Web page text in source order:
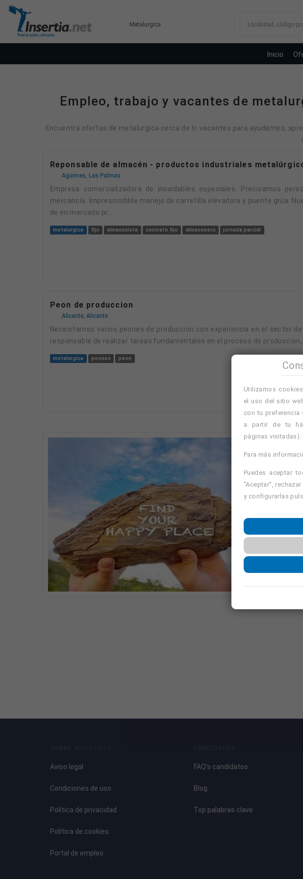
Inicio
Empleo, trabajo y vacantes de
Encuentra ofertas de metalurgica cerca de ti: vacantes para ayudantes,
Reponsable de almacén - productos industriales
Agüimes, Las Palmas
Empresa comercializadora de inoxidables especiales. Precisamos personal de almacén para control entrada, almacenamiento y salidas de
mercancía. Imprescindible manejo de carretilla elevadora y puente grúa.
de en mercado pr...
metalurgica fijo almacenista contrato fijo almacenero jornada parcial
Peon de produccion
Alicante, Alicante
Necesitamos varios peones de produccion con experiencia en el sector
responsable de realizar tareas fundamentales en el proceso de
metalurgica peones peon
Aviso legal
Condiciones de uso
Política de privacidad
Política de cookies
Portal de empleo
FAQ's candidatos
Blog
Top palabras clave
Utilizamos
el uso del sitio
con tu preferencia
a partir de tu
páginas visitadas).
Para más
Puedes aceptar
"Aceptar",
y configurarlas